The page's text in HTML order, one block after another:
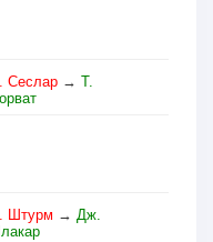
Сеслар → Т.
Штурм → Дж.